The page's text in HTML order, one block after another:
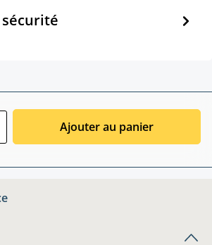
sécurité
Ajouter au panier